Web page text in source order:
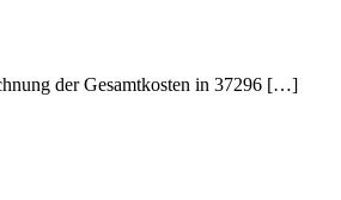
der Gesamtkosten in 37296 […]